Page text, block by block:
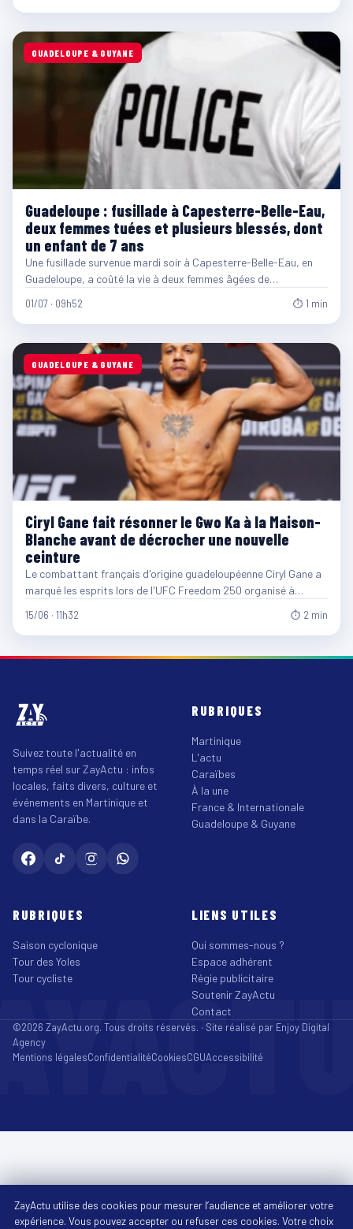
GUADELOUPE & GUYANE
Guadeloupe : fusillade à Capesterre-Belle-Eau,
deux femmes tuées et plusieurs blessés, dont
un enfant de 7 ans
Une fusillade survenue mardi soir à Capesterre-Belle-Eau, en
Guadeloupe, a coûté la vie à deux femmes âgées de…
01/07 · 09h52 ⏱ 1 min
GUADELOUPE & GUYANE
Ciryl Gane fait résonner le Gwo Ka à la Maison-
Blanche avant de décrocher une nouvelle
ceinture
Le combattant français d'origine guadeloupéenne Ciryl Gane a
marqué les esprits lors de l'UFC Freedom 250 organisé à…
15/06 · 11h32 ⏱ 2 min
Suivez toute l'actualité en
temps réel sur ZayActu : infos
locales, faits divers, culture et
événements en Martinique et
dans la Caraïbe.
RUBRIQUES
Martinique
L'actu
Caraïbes
À la une
France & Internationale
Guadeloupe & Guyane
RUBRIQUES
Saison cyclonique
Tour des Yoles
Tour cycliste
LIENS UTILES
Qui sommes-nous ?
Espace adhérent
Régie publicitaire
Soutenir ZayActu
Contact
©2026 ZayActu.org. Tous droits réservés. · Site réalisé par Enjoy Digital
Agency
Mentions légalesConfidentialitéCookiesCGUAccessibilité
ZayActu utilise des cookies pour mesurer l’audience et améliorer votre
expérience. Vous pouvez accepter ou refuser ces cookies. Votre choix